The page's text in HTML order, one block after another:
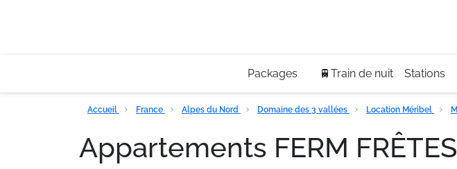
Packages 🚆Train de nuit Stations
Accueil France Alpes du Nord Domaine des 3 vallées Location Méribel
Appartements FERM FRÊTES